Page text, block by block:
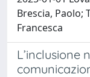
Brescia, Paolo;
Francesca
L’inclusione